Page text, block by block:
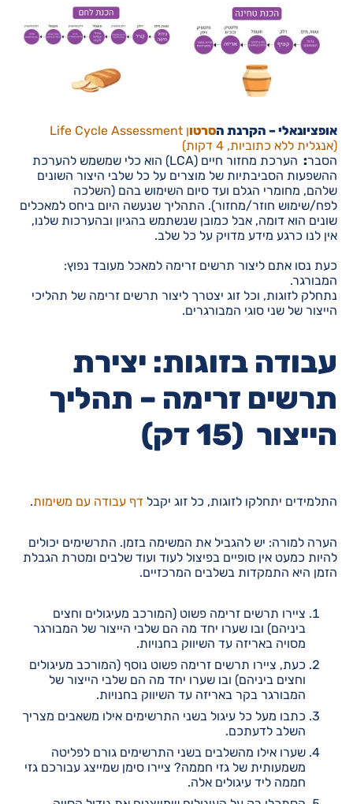
אופציונאלי – הקרנת הסרטו ן Life Cycle Assessment
(אנגלית ללא כתוביות, 4 דקות)
הסבר:
הערכת מחזור חיים (LCA) הוא כלי שמשמש להערכת
ההשפעות הסביבתיות של מוצרים על כל שלבי היצור השונים
שלהם, מחומרי הגלם ועד סיום השימוש בהם (השלכה
לפח/שימוש חוזר/מחזור). התהליך שנעשה היום ביחס למאכלים
שונים הוא דומה, אבל כמובן שנשתמש בהגיון ובהערכות שלנו,
אין לנו כרגע מידע מדויק על כל שלב.
כעת נסו אתם ליצור תרשים זרימה למאכל מעובד נפוץ:
המבורגר.
נתחלק לזוגות, וכל זוג יצטרך ליצור תרשים זרימה של תהליכי
הייצור של שני סוגי המבורגרים.
עבודה בזוגות: יצירת
תרשים זרימה – תהליך
הייצור (15 דק)
התלמידים יתחלקו לזוגות, כל זוג יקבל דף עבודה עם משימות.
הערה למורה: יש להגביל את המשימה בזמן. התרשימים יכולים
להיות כמעט אין סופיים בפיצול לעוד ועוד שלבים ומטרת הגבלת
הזמן היא התמקדות בשלבים המרכזיים.
ציירו תרשים זרימה פשוט (המורכב מעיגולים וחצים
ביניהם) ובו שערו יחד מה הם שלבי הייצור של המבורגר
מסויה באריזה עד השיווק בחנויות.
כעת, ציירו תרשים זרימה פשוט נוסף (המורכב מעיגולים
וחצים ביניהם) ובו שערו יחד מה הם שלבי הייצור של
המבורגר בקר באריזה עד השיווק בחנויות.
כתבו מעל כל עיגול בשני התרשימים אילו משאבים מצריך
השלב לדעתכם.
שערו אילו מהשלבים בשני התרשימים גורם לפליטה
משמעותית של גזי חממה? ציירו סימן שמייצג עבורכם גזי
חממה ליד עיגולים אלה.